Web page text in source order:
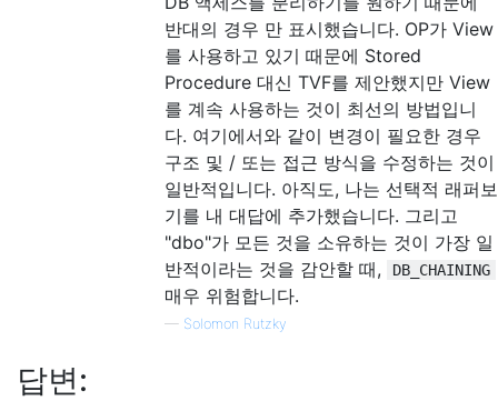
반대의 경우 만 표시했습니다. OP가 View
를 사용하고 있기 때문에 Stored
Procedure 대신 TVF를 제안했지만 View
를 계속 사용하는 것이 최선의 방법입니
다. 여기에서와 같이 변경이 필요한 경우
구조 및 / 또는 접근 방식을 수정하는 것이
일반적입니다. 아직도, 나는 선택적 래퍼보
기를 내 대답에 추가했습니다. 그리고
"dbo"가 모든 것을 소유하는 것이 가장 일
반적이라는 것을 감안할 때,
DB_CHAINING
매우 위험합니다.
— Solomon Rutzky
답변: